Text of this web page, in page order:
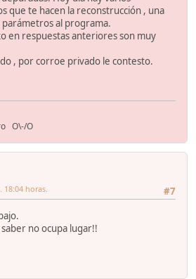
que te hacen la reconstrucción , una
parámetros al programa.
en respuestas anteriores son muy
, por corroe privado le contesto.
O\-/O
#7
18:04 horas.
no ocupa lugar!!